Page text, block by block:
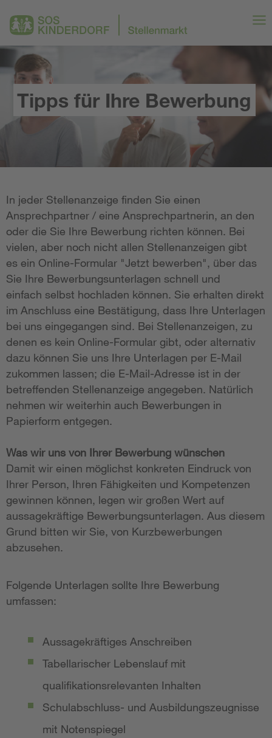
Tipps für Ihre Bewerbung
In jeder Stellenanzeige finden Sie einen
Ansprechpartner / eine Ansprechpartnerin, an den
oder die Sie Ihre Bewerbung richten können. Bei
vielen, aber noch nicht allen Stellenanzeigen gibt
es ein Online-Formular "Jetzt bewerben", über das
Sie Ihre Bewerbungsunterlagen schnell und
einfach selbst hochladen können. Sie erhalten direkt
im Anschluss eine Bestätigung, dass Ihre Unterlagen
bei uns eingegangen sind. Bei Stellenanzeigen, zu
denen es kein Online-Formular gibt, oder alternativ
dazu können Sie uns Ihre Unterlagen per E-Mail
zukommen lassen; die E-Mail-Adresse ist in der
betreffenden Stellenanzeige angegeben. Natürlich
nehmen wir weiterhin auch Bewerbungen in
Papierform entgegen.
Was wir uns von Ihrer Bewerbung wünschen
Damit wir einen möglichst konkreten Eindruck von
Ihrer Person, Ihren Fähigkeiten und Kompetenzen
gewinnen können, legen wir großen Wert auf
aussagekräftige Bewerbungsunterlagen. Aus diesem
Grund bitten wir Sie, von Kurzbewerbungen
abzusehen.
Folgende Unterlagen sollte Ihre Bewerbung
umfassen:
Aussagekräftiges Anschreiben
Tabellarischer Lebenslauf mit
qualifikationsrelevanten Inhalten
Schulabschluss- und Ausbildungszeugnisse
mit Notenspiegel